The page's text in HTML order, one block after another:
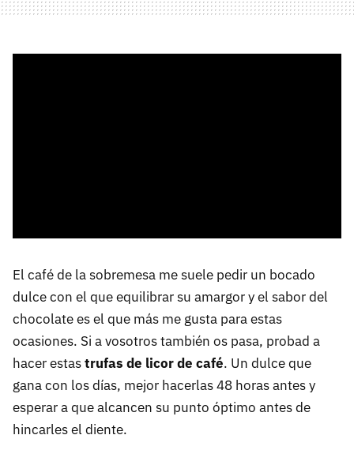
El café de la sobremesa me suele pedir un bocado
dulce con el que equilibrar su amargor y el sabor del
chocolate es el que más me gusta para estas
ocasiones. Si a vosotros también os pasa, probad a
hacer estastrufas de licor de café. Un dulce que
gana con los días, mejor hacerlas 48 horas antes y
esperar a que alcancen su punto óptimo antes de
hincarles el diente.